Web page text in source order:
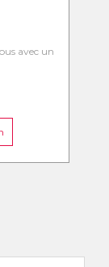
avec un